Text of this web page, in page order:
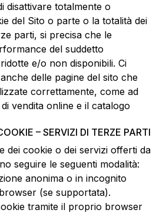
disattivare totalmente o
del Sito o parte o la totalità dei
parti, si precisa che le
del suddetto
e/o non disponibili. Ci
delle pagine del sito che
correttamente, come ad
vendita online e il catalogo
– SERVIZI DI TERZE PARTI
dei cookie o dei servizi offerti da
seguire le seguenti modalità:
anonima o in incognito
(se supportata).
tramite il proprio browser